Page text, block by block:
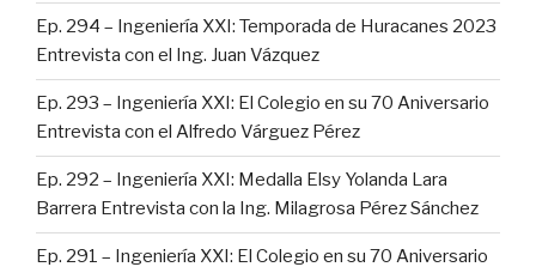
Ep. 294 – Ingeniería XXI: Temporada de Huracanes 2023
Entrevista con el Ing. Juan Vázquez
Ep. 293 – Ingeniería XXI: El Colegio en su 70 Aniversario
Entrevista con el Alfredo Várguez Pérez
Ep. 292 – Ingeniería XXI: Medalla Elsy Yolanda Lara
Barrera Entrevista con la Ing. Milagrosa Pérez Sánchez
Ep. 291 – Ingeniería XXI: El Colegio en su 70 Aniversario